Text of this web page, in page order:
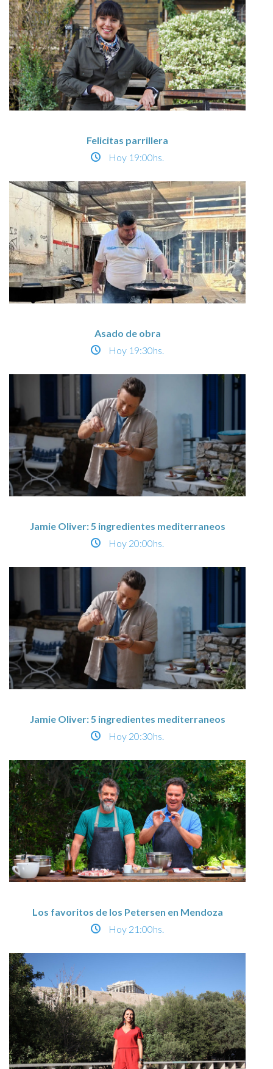
Felicitas parrillera
Hoy 19:00hs.
Asado de obra
Hoy 19:30hs.
Jamie Oliver: 5 ingredientes mediterraneos
Hoy 20:00hs.
Jamie Oliver: 5 ingredientes mediterraneos
Hoy 20:30hs.
Los favoritos de los Petersen en Mendoza
Hoy 21:00hs.